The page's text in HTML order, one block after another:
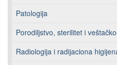
Patologija
Porodiljstvo, sterilitet i
Radiologija i radijaciona